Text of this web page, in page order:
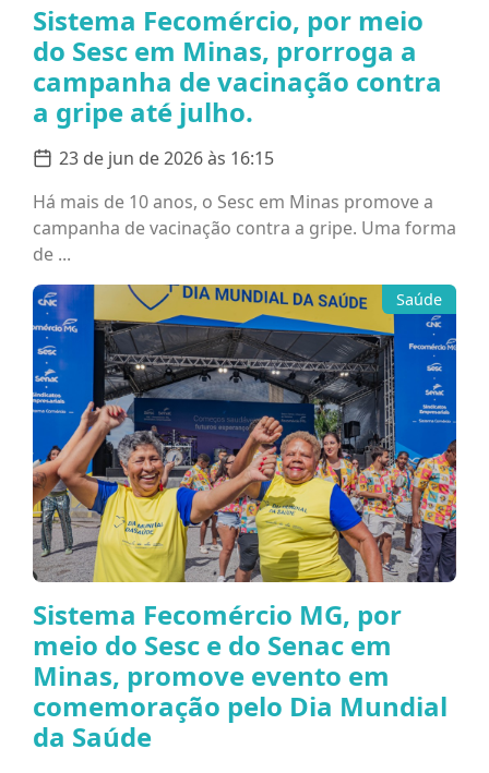
Sistema Fecomércio, por meio
do Sesc em Minas, prorroga a
campanha de vacinação contra
a gripe até julho.
23 de jun de 2026 às 16:15
Há mais de 10 anos, o Sesc em Minas promove a
campanha de vacinação contra a gripe. Uma forma
de ...
Saúde
Sistema Fecomércio MG, por
meio do Sesc e do Senac em
Minas, promove evento em
comemoração pelo Dia Mundial
da Saúde